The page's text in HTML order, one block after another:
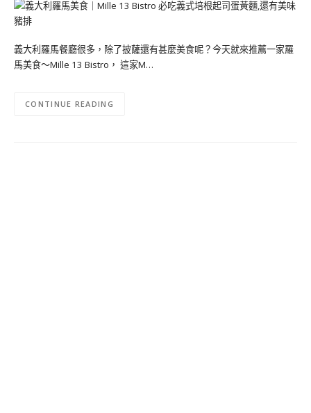
義大利羅馬餐廳很多，除了披薩還有甚麼美食呢？今天就來推薦一家羅
馬美食～Mille 13 Bistro， 這家M…
CONTINUE READING